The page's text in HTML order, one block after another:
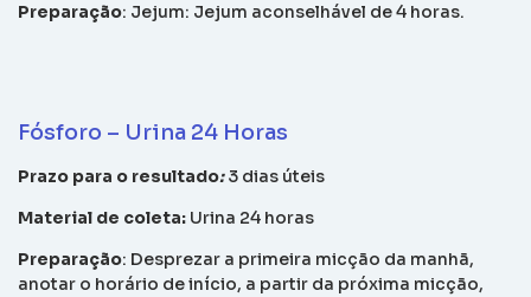
Preparação: Jejum: Jejum aconselhável de 4 horas.
Fósforo – Urina 24 Horas
Prazo para o resultado:3 dias úteis
Material de coleta: Urina 24 horas
Preparação: Desprezar a primeira micção da manhã,
anotar o horário de início, a partir da próxima micção,